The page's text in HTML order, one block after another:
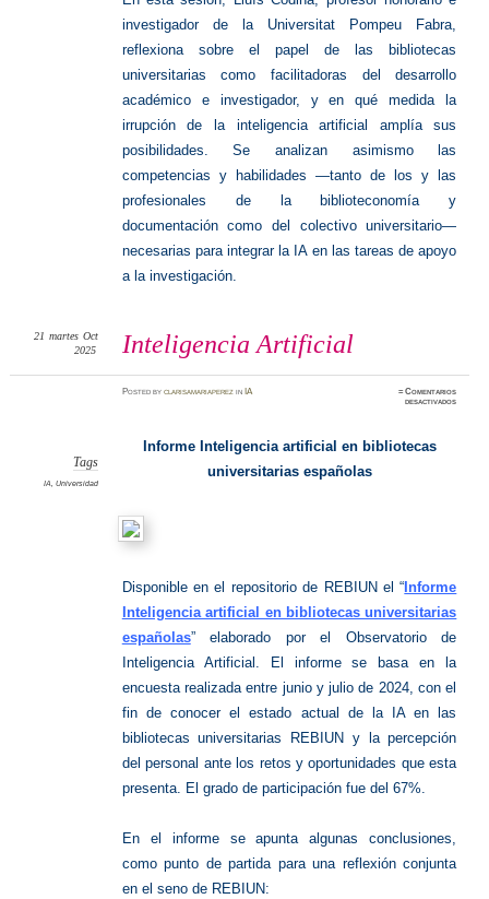
investigador de la Universitat Pompeu Fabra,
reflexiona sobre el papel de las bibliotecas
universitarias como facilitadoras del desarrollo
académico e investigador, y en qué medida la
irrupción de la inteligencia artificial amplía sus
posibilidades. Se analizan asimismo las
competencias y habilidades —tanto de los y las
profesionales de la biblioteconomía y
documentación como del colectivo universitario—
necesarias para integrar la IA en las tareas de apoyo
a la investigación.
Inteligencia Artificial
21 martes Oct
2025
Postedbyclarisamariaperez in IA ≈Comentarios
desactivadosen
Tags
IA, Universidad
Informe Inteligencia artificial en bibliotecas
universitarias españolas
Disponible en el repositorio de REBIUN el “ Informe
Inteligencia artificial en bibliotecas universitarias
españolas” elaborado por el Observatorio de
Inteligencia Artificial. El informe se basa en la
encuesta realizada entre junio y julio de 2024, con el
fin de conocer el estado actual de la IA en las
bibliotecas universitarias REBIUN y la percepción
del personal ante los retos y oportunidades que esta
presenta. El grado de participación fue del 67%.
En el informe se apunta algunas conclusiones,
como punto de partida para una reflexión conjunta
en el seno de REBIUN: